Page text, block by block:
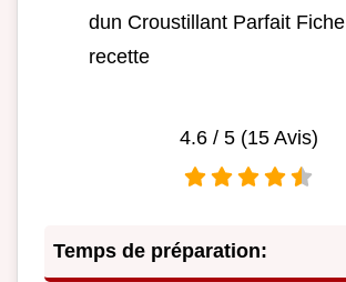
dun Croustillant Parfait Fiche
recette
4.6/ 5 (15Avis)
Temps de préparation: